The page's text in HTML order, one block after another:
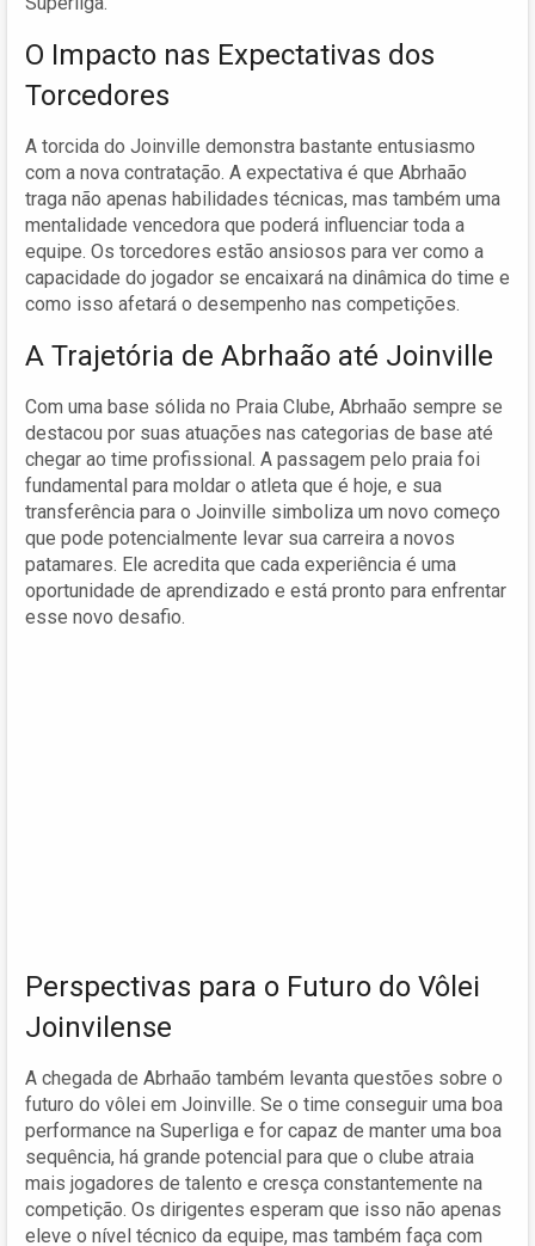
O Impacto nas Expectativas dos
Torcedores
A torcida do Joinville demonstra bastante entusiasmo
com a nova contratação. A expectativa é que Abrhaão
traga não apenas habilidades técnicas, mas também uma
mentalidade vencedora que poderá influenciar toda a
equipe. Os torcedores estão ansiosos para ver como a
capacidade do jogador se encaixará na dinâmica do time e
como isso afetará o desempenho nas competições.
A Trajetória de Abrhaão até Joinville
Com uma base sólida no Praia Clube, Abrhaão sempre se
destacou por suas atuações nas categorias de base até
chegar ao time profissional. A passagem pelo praia foi
fundamental para moldar o atleta que é hoje, e sua
transferência para o Joinville simboliza um novo começo
que pode potencialmente levar sua carreira a novos
patamares. Ele acredita que cada experiência é uma
oportunidade de aprendizado e está pronto para enfrentar
esse novo desafio.
Perspectivas para o Futuro do Vôlei
Joinvilense
A chegada de Abrhaão também levanta questões sobre o
futuro do vôlei em Joinville. Se o time conseguir uma boa
performance na Superliga e for capaz de manter uma boa
sequência, há grande potencial para que o clube atraia
mais jogadores de talento e cresça constantemente na
competição. Os dirigentes esperam que isso não apenas
eleve o nível técnico da equipe, mas também faça com